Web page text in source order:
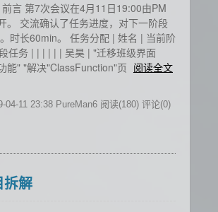
言 第7次会议在4月11日19:00由PM
。 交流确认了任务进度，对下一阶段
时长60min。 任务分配 | 姓名 | 当前阶
任务 | | | | | | 吴昊 | "迁移班级界面
能" "解决"ClassFunction"页 阅读全文
04-11 23:38 PureMan6 阅读(180) 评论(0)
拆解